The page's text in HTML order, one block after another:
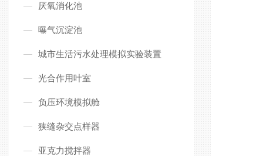
厌氧消化池
曝气沉淀池
城市生活污水处理模拟实验装置
光合作用叶室
负压环境模拟舱
狭缝杂交点样器
亚克力搅拌器